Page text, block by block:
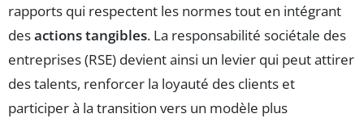
rapports qui respectent les normes tout en intégrant
desactions tangibles. La responsabilité sociétale des
entreprises (RSE) devient ainsi un levier qui peut attirer
des talents, renforcer la loyauté des clients et
participer à la transition vers un modèle plus